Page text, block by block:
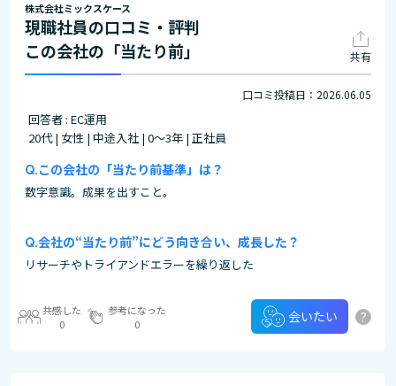
株式会社ミックスケース
現職社員の口コミ・評判
この会社の「当たり前」
共有
口コミ投稿日：2026.06.05
回答者 : EC運用
20代 | 女性 | 中途入社 | 0～3年 | 正社員
この会社の「当たり前基準」は？
数字意識。成果を出すこと。
会社の“当たり前”にどう向き合い、成長した？
リサーチやトライアンドエラーを繰り返した
共感した
0
参考になった
0
会いたい ?